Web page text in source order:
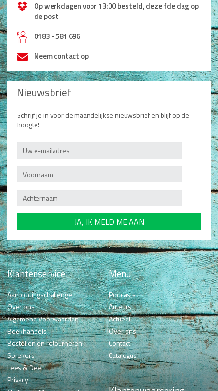
Op werkdagen voor 13:00 besteld, dezelfde dag op
de post
h0183 - 581 696
Neem contact op
Nieuwsbrief
Schrijf je in voor de maandelijkse nieuwsbrief en blijf op de
hoogte!
Klantenservice
Aanbiddingschallenge
Over ons
Algemene Voorwaarden
Boekhandels
Bestellen en retourneren
Sprekers
Lees & Deel
Privacy
Menu
Podcasts
Auteurs
Actueel
Over ons
Contact
Catalogus